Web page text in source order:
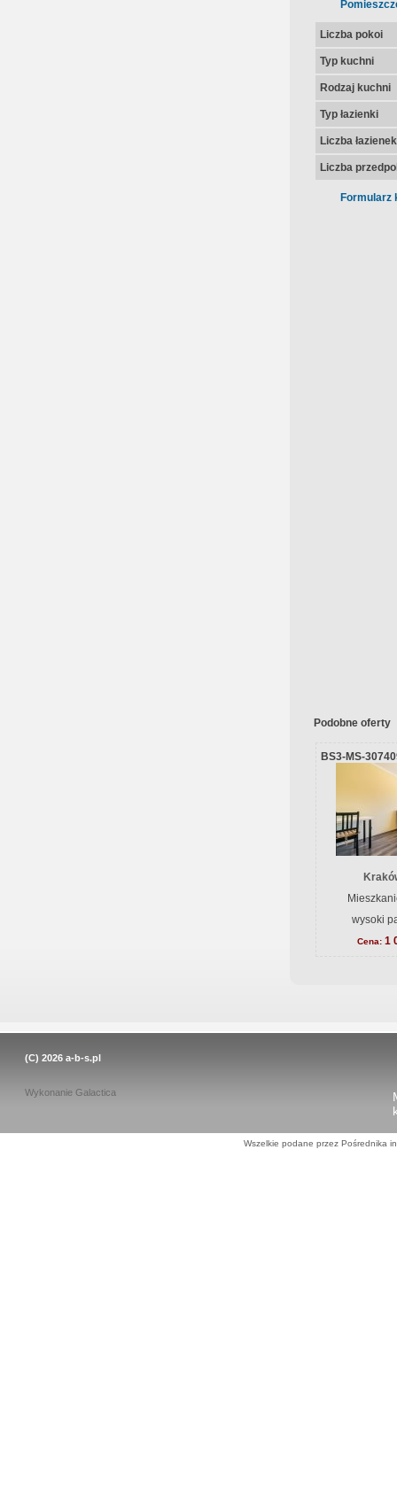
Liczba pokoi
Typ kuchni
Rodzaj kuchni
Typ łazienki
Liczba łazienek
Liczba
Formularz
Podobne oferty
BS3-MS-
wysoki
Cena: 1
(C) 2026 a-b-s.pl
Wykonanie Galactica
Wszelkie podane przez Pośrednika